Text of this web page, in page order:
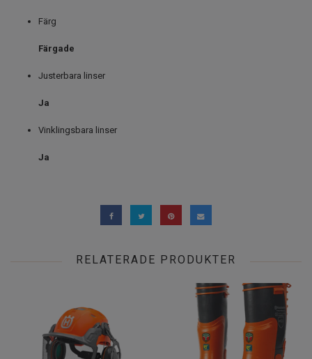
Färg
Färgade
Justerbara linser
Ja
Vinklingsbara linser
Ja
RELATERADE PRODUKTER